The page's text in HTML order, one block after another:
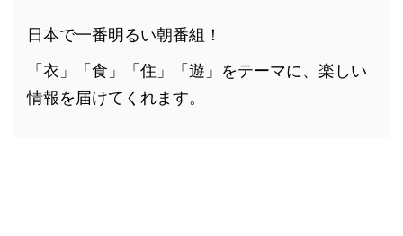
日本で一番明るい朝番組！
「衣」「食」「住」「遊」をテーマに、楽しい
情報を届けてくれます。